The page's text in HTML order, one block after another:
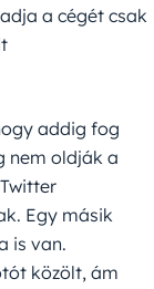
a cégét csak
addig fog
nem oldják a
Egy másik
is van.
közölt, ám